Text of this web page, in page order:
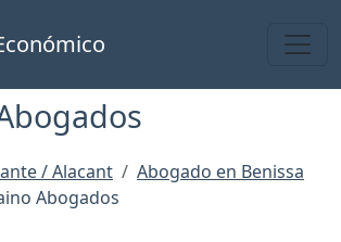
/ Alacant
Abogado en Benissa
Abogados